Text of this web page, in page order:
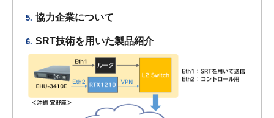
協力企業について
SRT技術を用いた製品紹介